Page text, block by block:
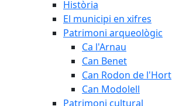
Història
El municipi en xifres
Patrimoni arqueològic
Ca l'Arnau
Can Benet
Can Rodon de l'Hort
Can Modolell
Patrimoni cultural